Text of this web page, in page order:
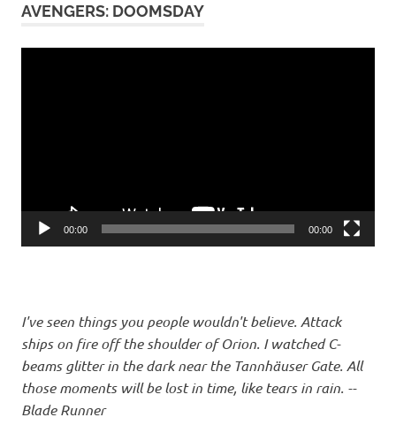
AVENGERS: DOOMSDAY
00:00 00:00
I've seen things you people wouldn't believe. Attack
ships on fire off the shoulder of Orion. I watched C-
beams glitter in the dark near the Tannhäuser Gate. All
those moments will be lost in time, like tears in rain. --
Blade Runner